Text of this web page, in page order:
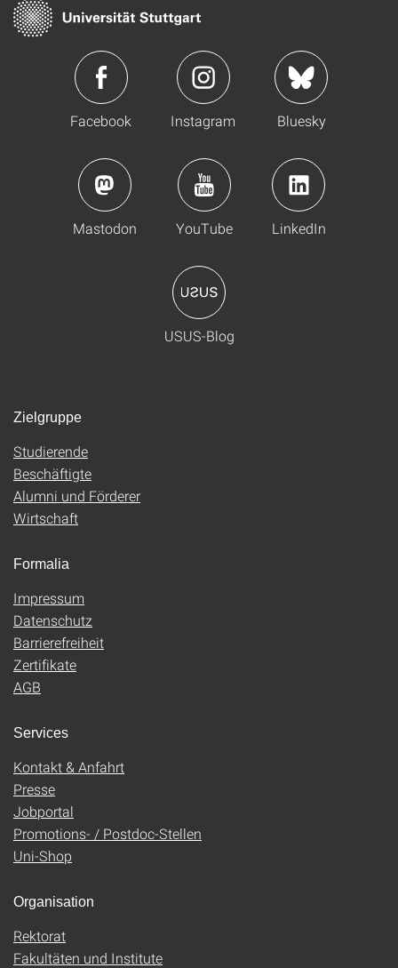
Facebook Instagram Bluesky
Mastodon YouTube LinkedIn
USUS-Blog
Zielgruppe
Studierende
Beschäftigte
Alumni und Förderer
Wirtschaft
Formalia
Impressum
Datenschutz
Barrierefreiheit
Zertifikate
AGB
Services
Kontakt & Anfahrt
Presse
Jobportal
Promotions- / Postdoc-Stellen
Uni-Shop
Organisation
Rektorat
Fakultäten und Institute